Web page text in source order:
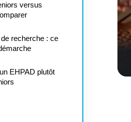
versus
recherche : ce
EHPAD plutôt